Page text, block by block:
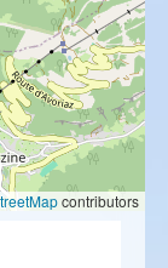
contributors